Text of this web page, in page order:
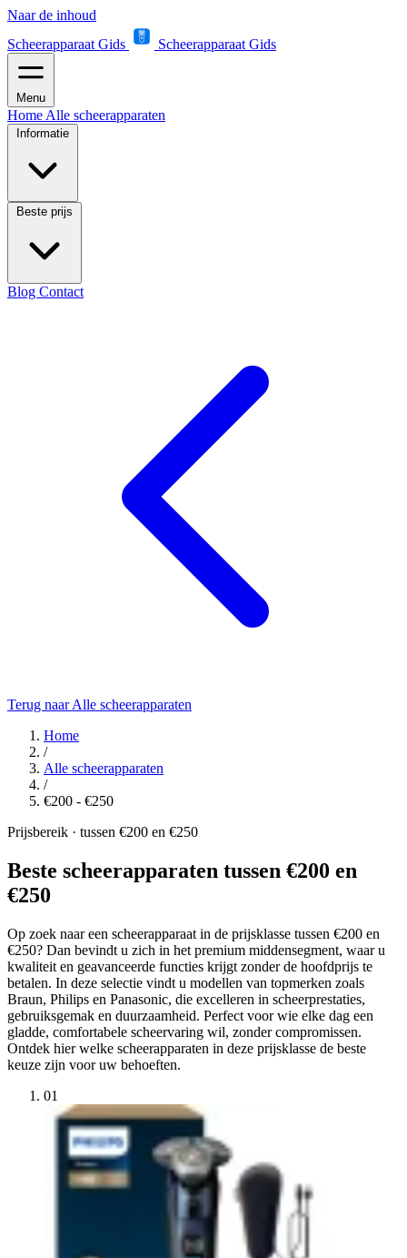
Naar de inhoud
Scheerapparaat Gids
Scheerapparaat Gids
Menu
Home Alle scheerapparaten
Informatie
Beste prijs
Blog Contact
Terug naar Alle scheerapparaten
Home
/
Alle scheerapparaten
/
€200 - €250
Prijsbereik · tussen €200 en €250
Beste scheerapparaten tussen €200 en
€250
Op zoek naar een scheerapparaat in de prijsklasse tussen €200 en
€250? Dan bevindt u zich in het premium middensegment, waar u
kwaliteit en geavanceerde functies krijgt zonder de hoofdprijs te
betalen. In deze selectie vindt u modellen van topmerken zoals
Braun, Philips en Panasonic, die excelleren in scheerprestaties,
gebruiksgemak en duurzaamheid. Perfect voor wie elke dag een
gladde, comfortabele scheervaring wil, zonder compromissen.
Ontdek hier welke scheerapparaten in deze prijsklasse de beste
keuze zijn voor uw behoeften.
01